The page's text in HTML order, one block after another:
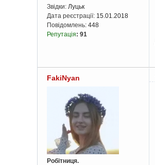
Звідки: Луцьк
Дата реєстрації: 15.01.2018
Повідомлень: 448
Репутація: 91
FakiNyan
Робітниця.